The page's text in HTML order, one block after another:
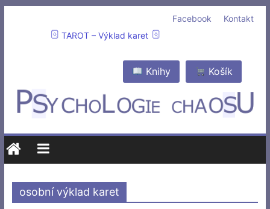
Kontakt
Facebook
TAROT – Výklad karet
Košík
Knihy
osobní výklad karet